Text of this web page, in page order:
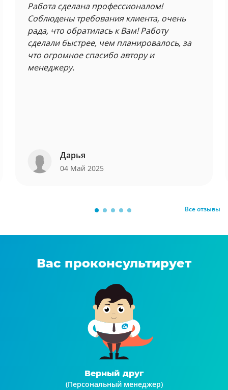
Работа сделана профессионалом!
Соблюдены требования клиента, очень
рада, что обратилась к Вам! Работу
сделали быстрее, чем планировалось, за
что огромное спасибо автору и
менеджеру.
Дарья
04 Май 2025
Все отзывы
Вас проконсультирует
Верный друг
(Персональный менеджер)